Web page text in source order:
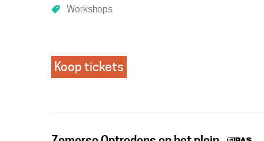
Workshops
Koop tickets